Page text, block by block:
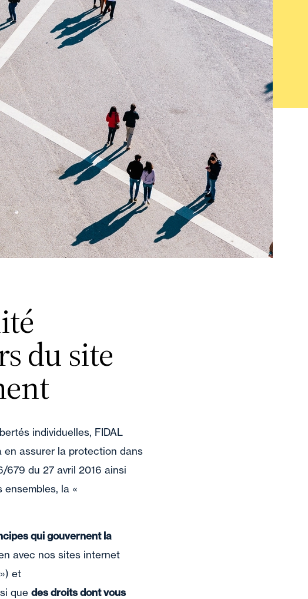
du site
individuelles, FIDAL
en assurer la protection dans
679 du 27 avril 2016 ainsi
ensembles, la «
qui gouvernent la
avec nos sites internet
») et
que des droits dont vous